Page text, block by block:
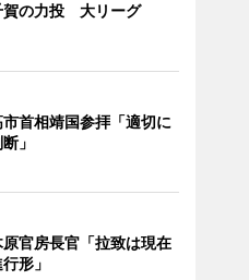
賀の力投 大リーグ
市首相靖国参拝「適切に
」
原官房長官「拉致は現在
形」